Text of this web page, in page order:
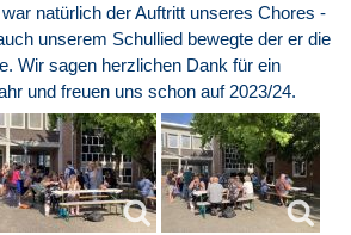
natürlich der Auftritt unseres Chores -
unserem Schullied bewegte der er die
Wir sagen herzlichen Dank für ein
und freuen uns schon auf 2023/24.